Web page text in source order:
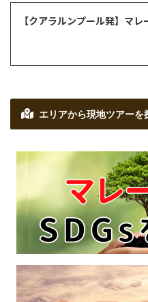
エリアから現地ツアーを